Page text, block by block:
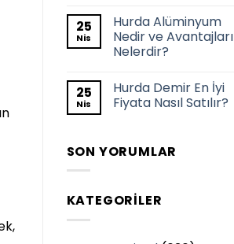
25
Nis
Hurda Alüminyum
Nedir ve Avantajları
Nelerdir?
25
Nis
Hurda Demir En İyi
Fiyata Nasıl Satılır?
SON YORUMLAR
KATEGORILER